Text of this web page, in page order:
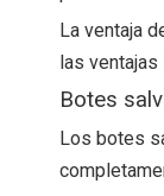
La ventaja
las ventajas
Botes
Los botes